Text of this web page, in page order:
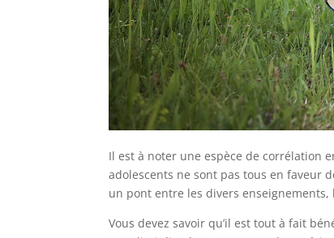
Il est à noter une espèce de corrélation
adolescents ne sont pas tous en faveur
un pont entre les divers
Vous devez savoir qu’il est tout à fait